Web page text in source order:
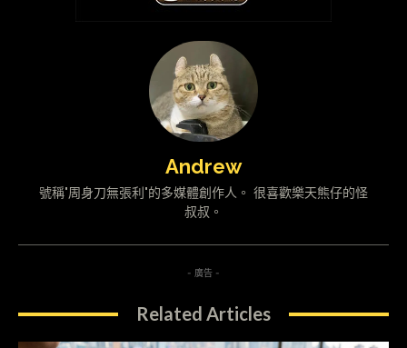
Andrew
號稱"周身刀無張利"的多媒體創作人。 很喜歡樂天熊仔的怪
叔叔。
- 廣告 -
Related Articles